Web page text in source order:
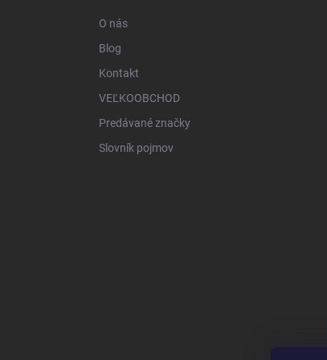
O nás
Blog
Kontakt
VEĽKOOBCHOD
Predávané značky
Slovník pojmov